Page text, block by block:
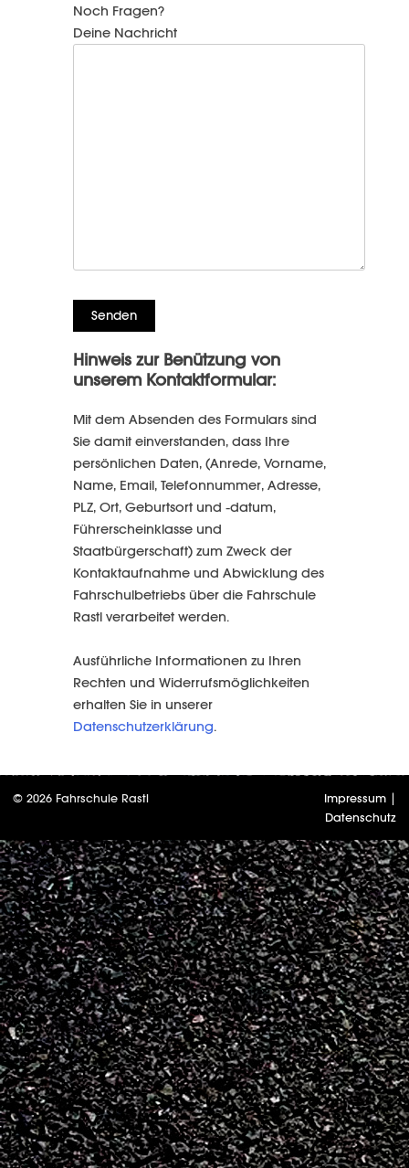
Noch Fragen?
Deine Nachricht
Hinweis zur Benützung von
unserem Kontaktformular:
Mit dem Absenden des Formulars sind
Sie damit einverstanden, dass Ihre
persönlichen Daten, (Anrede, Vorname,
Name, Email, Telefonnummer, Adresse,
PLZ, Ort, Geburtsort und -datum,
Führerscheinklasse und
Staatbürgerschaft) zum Zweck der
Kontaktaufnahme und Abwicklung des
Fahrschulbetriebs über die Fahrschule
Rastl verarbeitet werden.
Ausführliche Informationen zu Ihren
Rechten und Widerrufsmöglichkeiten
erhalten Sie in unserer
Datenschutzerklärung.
© 2026 Fahrschule Rastl Impressum |
Datenschutz